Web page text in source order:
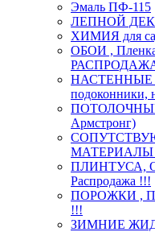
Эмаль ПФ-115
ЛЕПНОЙ
ХИМИЯ для
ОБОИ ,
РАСПРОДАЖА
НАСТЕННЫЕ
подоконники,
Армстронг)
МАТЕРИАЛЫ
ПЛИНТУСА,
Распродажа !!!
ПОРОЖКИ ,
!!!
ЗИМНИЕ